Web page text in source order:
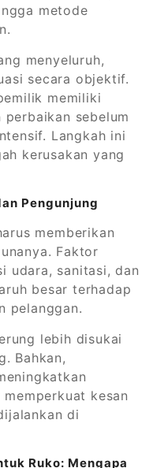
metode
menyeluruh,
secara objektif.
memiliki
sebelum
Langkah ini
kerusakan yang
Pengunjung
memberikan
Faktor
udara, sanitasi, dan
besar terhadap
pelanggan.
lebih disukai
Bahkan,
kesan
di
Ruko: Mengapa